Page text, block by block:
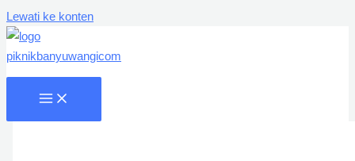
Lewati ke konten